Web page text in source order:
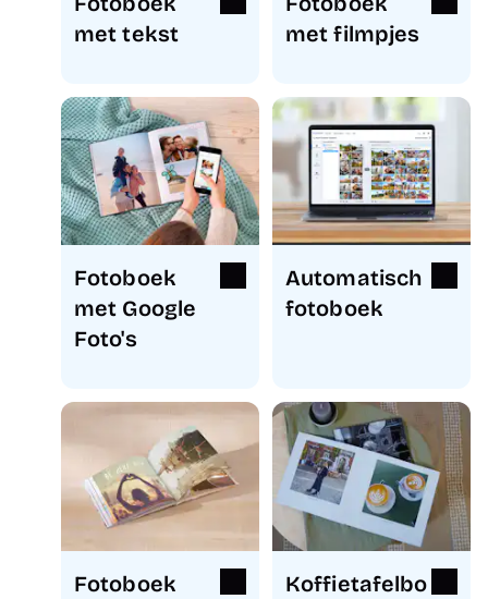
met tekst
met filmpjes
Fotoboek
met Google
Foto's
Automatisch
fotoboek
Fotoboek
Koffietafelbo